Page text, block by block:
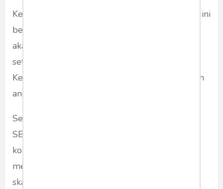
Ketika ia terus disebut sebagai orang yang begini
begitu. Mula-mula ia diam, lalu hanya bilang
akan melakukan sesuatu. Dan seterusnya dan
seterusnya, hingga tiba-tiba saja mau saja jadi
Ketua Partai Demokrat hasil KLB yang tak kalah
anehnya....
Segoblog itukah Moeldoko masuk perangkap
SBY dan Demokratnya? Pertanyaan mendasar
kok ya mau-maunya menyediakan diri
menantang SBY secara
skala politik yang sangat rendah.